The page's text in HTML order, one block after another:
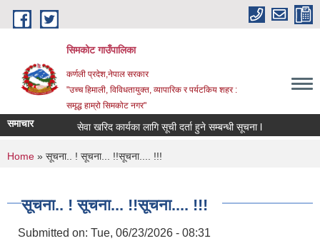
Skip to main content
सिमकोट गाउँपालिका
कर्णली प्रदेश,नेपाल सरकार
"उच्च हिमाली, विविधतायुक्त, व्यापारिक र पर्यटकिय शहर :
समृद्ध हाम्रो सिमकोट नगर"
समाचार सेवा खरिद कार्यका लागि सूची दर्ता हुने सम्बन्धी सूचना l
You are here
Home » सूचना.. ! सूचना... !!सूचना.... !!!
सूचना.. ! सूचना... !!सूचना.... !!!
Submitted on: Tue, 06/23/2026 - 08:31